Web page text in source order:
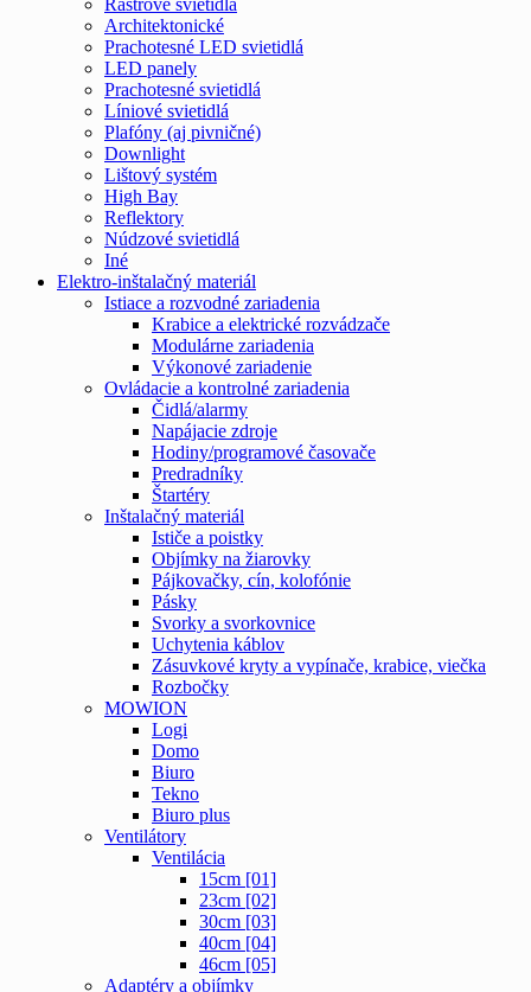
Architektonické
Prachotesné LED svietidlá
LED panely
Prachotesné svietidlá
Líniové svietidlá
Plafóny (aj pivničné)
Downlight
Lištový systém
High Bay
Reflektory
Núdzové svietidlá
Iné
Elektro-inštalačný materiál
Istiace a rozvodné zariadenia
Krabice a elektrické rozvádzače
Modulárne zariadenia
Výkonové zariadenie
Ovládacie a kontrolné zariadenia
Čidlá/alarmy
Napájacie zdroje
Hodiny/programové časovače
Predradníky
Štartéry
Inštalačný materiál
Ističe a poistky
Objímky na žiarovky
Pájkovačky, cín, kolofónie
Pásky
Svorky a svorkovnice
Uchytenia káblov
Zásuvkové kryty a vypínače, krabice, viečka
Rozbočky
MOWION
Logi
Domo
Biuro
Tekno
Biuro plus
Ventilátory
Ventilácia
15cm [01]
23cm [02]
30cm [03]
40cm [04]
46cm [05]
Adaptéry a objímky